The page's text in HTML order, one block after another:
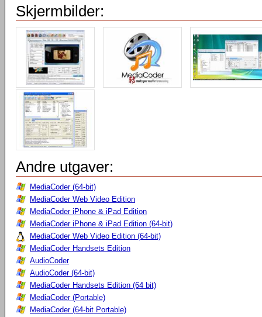
Skjermbilder:
Andre utgaver:
MediaCoder (64-bit)
MediaCoder Web Video Edition
MediaCoder iPhone & iPad Edition
MediaCoder iPhone & iPad Edition (64-bit)
MediaCoder Web Video Edition (64-bit)
MediaCoder Handsets Edition
AudioCoder
AudioCoder (64-bit)
MediaCoder Handsets Edition (64 bit)
MediaCoder (Portable)
MediaCoder (64-bit Portable)